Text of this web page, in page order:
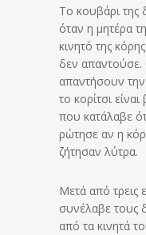
Το κουβάρι της
όταν η μητέρα
κινητό της
δεν απαντούσε.
απαντήσουν
το κορίτσι
που κατάλαβε
ρώτησε αν η
ζήτησαν λύτρα.
Μετά από τρεις
συνέλαβε τους
από τα κινητά